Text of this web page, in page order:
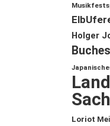
Holger
Buches
Loriot